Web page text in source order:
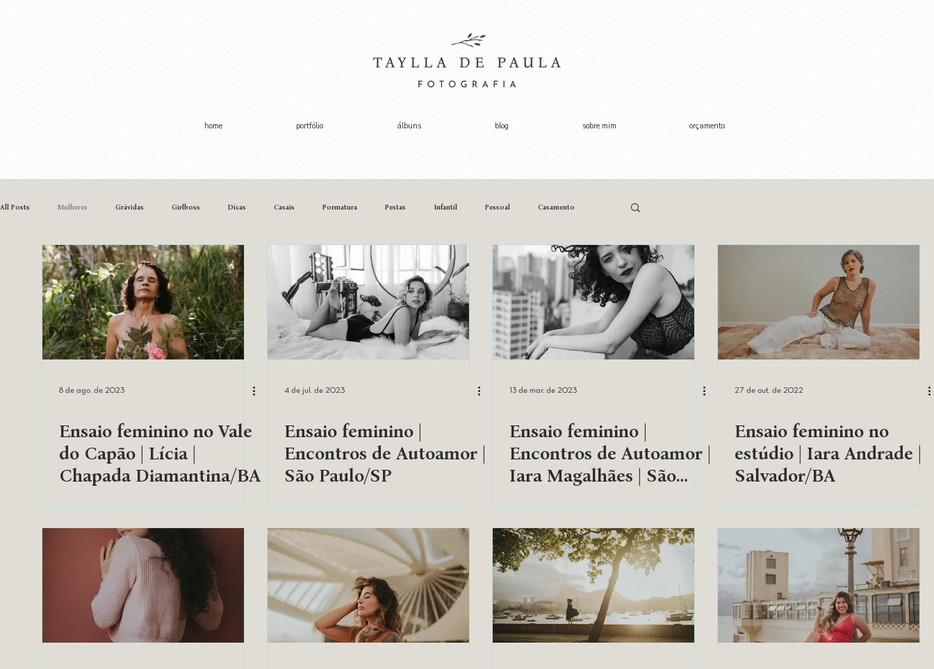
home portfólio álbuns blog sobre mim orçamento
All Posts Mulheres Grávidas Girlboss Dicas Casais Formatura Festas Infantil Pessoal Casamento
Música Teatro Documental
8 de ago. de 2023
Ensaio feminino no Vale
do Capão | Lícia |
Chapada Diamantina/BA
4 de jul. de 2023
Ensaio feminino |
Encontros de Autoamor |
São Paulo/SP
13 de mar. de 2023
Ensaio feminino |
Encontros de Autoamor |
Iara Magalhães | São
27 de out. de 2022
Ensaio feminino no
estúdio | Iara Andrade |
Salvador/BA